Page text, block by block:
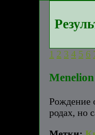
1 2 3 4 5 6
Рождение
родах, но